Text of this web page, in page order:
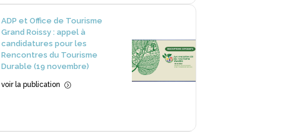
ADP et Office de Tourisme
Grand Roissy : appel à
candidatures pour les
Rencontres du Tourisme
Durable (19 novembre)
voir la publication =